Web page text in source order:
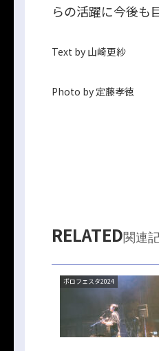
らの活躍に今後も
Text by 山崎更紗
Photo by 定藤孝徳
RELATED関連
ボロフェスタ2024